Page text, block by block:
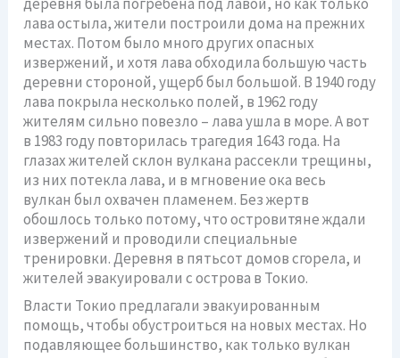
лава остыла, жители построили дома на прежних
местах. Потом было много других опасных
извержений, и хотя лава обходила большую часть
деревни стороной, ущерб был большой. В 1940 году
лава покрыла несколько полей, в 1962 году
жителям сильно повезло – лава ушла в море. А вот
в 1983 году повторилась трагедия 1643 года. На
глазах жителей склон вулкана рассекли трещины,
из них потекла лава, и в мгновение ока весь
вулкан был охвачен пламенем. Без жертв
обошлось только потому, что островитяне ждали
извержений и проводили специальные
тренировки. Деревня в пятьсот домов сгорела, и
жителей эвакуировали с острова в Токио.
Власти Токио предлагали эвакуированным
помощь, чтобы обустроиться на новых местах. Но
подавляющее большинство, как только вулкан